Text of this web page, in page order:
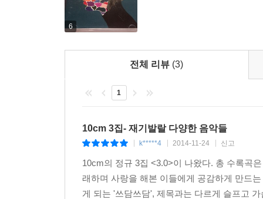
6
전체 리뷰 (3)
1
10cm 3집- 재기발랄 다양한 음악들
k*****4 2014-11-24 신고
10cm의 정규 3집 <3.0>이 나왔다. 총 수록곡
래하며 사랑을 해본 이들에게 공감하게 만드
게 되는 '쓰담쓰담', 제목과는 다르게 슬프고